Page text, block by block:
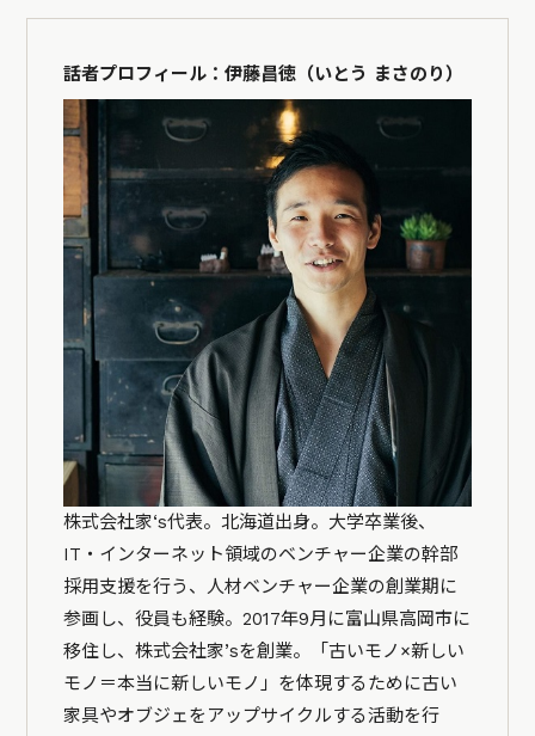
話者プロフィール：伊藤昌徳（いとう まさのり）
株式会社家‘s代表。北海道出身。大学卒業後、
IT・インターネット領域のベンチャー企業の幹部
採用支援を行う、人材ベンチャー企業の創業期に
参画し、役員も経験。2017年9月に富山県高岡市に
移住し、株式会社家’sを創業。「古いモノ×新しい
モノ＝本当に新しいモノ」を体現するために古い
家具やオブジェをアップサイクルする活動を行